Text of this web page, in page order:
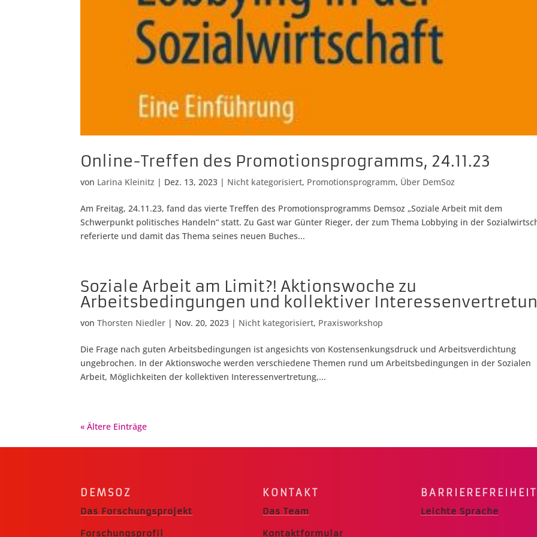
Online-Treffen des Promotionsprogramms, 24.11.23
von Larina Kleinitz | Dez. 13, 2023 | Nicht kategorisiert, Promotionsprogramm, Über DemSoz
Am Freitag, 24.11.23, fand das vierte Treffen des Promotionsprogramms Demsoz „Soziale Arbeit mit dem
Schwerpunkt politisches Handeln“ statt. Zu Gast war Günter Rieger, der zum Thema Lobbying in der
referierte und damit das Thema seines neuen Buches...
Soziale Arbeit am Limit?! Aktionswoche zu
Arbeitsbedingungen und kollektiver
vonThorsten Niedler | Nov. 20, 2023 | Nicht kategorisiert, Praxisworkshop
Die Frage nach guten Arbeitsbedingungen ist angesichts von Kostensenkungsdruck und Arbeitsverdichtung
ungebrochen. In der Aktionswoche werden verschiedene Themen rund um Arbeitsbedingungen in der Sozialen
Arbeit, Möglichkeiten der kollektiven Interessenvertretung,...
« Ältere Einträge
DEMSOZ
Das Forschungsprojekt
Forschungsprofil
KONTAKT
Das Team
Kontaktformular
BARRIERE­FREIHEIT
Leichte Sprache